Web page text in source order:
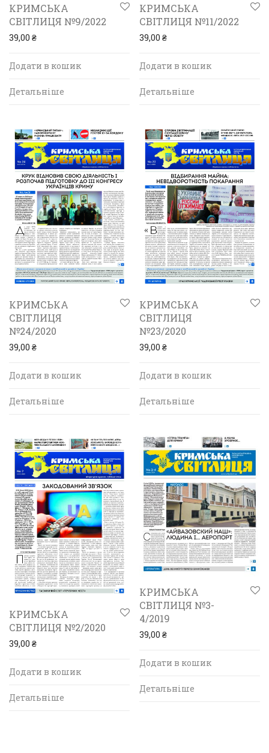
КРИМСЬКА
СВІТЛИЦЯ №9/2022
39,00 ₴
Додати в кошик
Детальніше
КРИМСЬКА
СВІТЛИЦЯ №11/2022
39,00 ₴
Додати в кошик
Детальніше
КРИМСЬКА
СВІТЛИЦЯ
№24/2020
39,00 ₴
Додати в кошик
Детальніше
КРИМСЬКА
СВІТЛИЦЯ
№23/2020
39,00 ₴
Додати в кошик
Детальніше
КРИМСЬКА
СВІТЛИЦЯ №2/2020
39,00 ₴
Додати в кошик
Детальніше
КРИМСЬКА
СВІТЛИЦЯ №3-
4/2019
39,00 ₴
Додати в кошик
Детальніше